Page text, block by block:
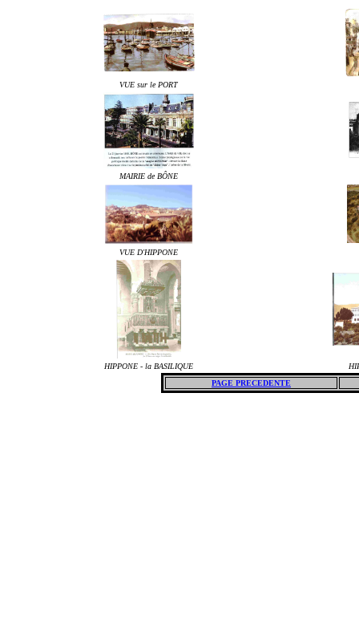
VUE sur le PORT
MAIRIE de BÔNE
VUE D'HIPPONE
HIPPONE - la BASILIQUE
PAGE PRECEDENTE